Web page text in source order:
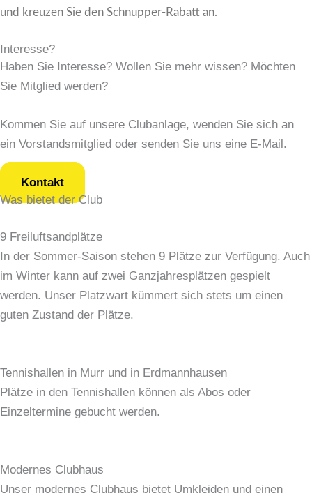
und kreuzen Sie den Schnupper-Rabatt an.
Interesse?
Haben Sie Interesse? Wollen Sie mehr wissen? Möchten
Sie Mitglied werden?
Kommen Sie auf unsere Clubanlage, wenden Sie sich an
ein Vorstandsmitglied oder senden Sie uns eine E-Mail.
Kontakt
Was bietet der Club
9 Freiluftsandplätze
In der Sommer-Saison stehen 9 Plätze zur Verfügung. Auch
im Winter kann auf zwei Ganzjahresplätzen gespielt
werden. Unser Platzwart kümmert sich stets um einen
guten Zustand der Plätze.
Tennishallen in Murr und in Erdmannhausen
Plätze in den Tennishallen können als Abos oder
Einzeltermine gebucht werden.
Modernes Clubhaus
Unser modernes Clubhaus bietet Umkleiden und einen